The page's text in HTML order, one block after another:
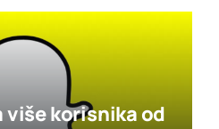
više korisnika od